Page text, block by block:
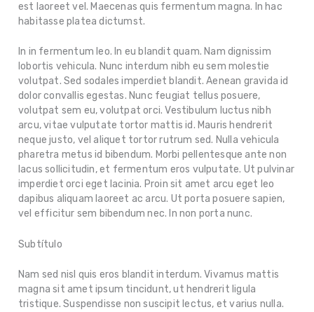
est laoreet vel. Maecenas quis fermentum magna. In hac
habitasse platea dictumst.
In in fermentum leo. In eu blandit quam. Nam dignissim
lobortis vehicula. Nunc interdum nibh eu sem molestie
volutpat. Sed sodales imperdiet blandit. Aenean gravida id
dolor convallis egestas. Nunc feugiat tellus posuere,
volutpat sem eu, volutpat orci. Vestibulum luctus nibh
arcu, vitae vulputate tortor mattis id. Mauris hendrerit
neque justo, vel aliquet tortor rutrum sed. Nulla vehicula
pharetra metus id bibendum. Morbi pellentesque ante non
lacus sollicitudin, et fermentum eros vulputate. Ut pulvinar
imperdiet orci eget lacinia. Proin sit amet arcu eget leo
dapibus aliquam laoreet ac arcu. Ut porta posuere sapien,
vel efficitur sem bibendum nec. In non porta nunc.
Subtítulo
Nam sed nisl quis eros blandit interdum. Vivamus mattis
magna sit amet ipsum tincidunt, ut hendrerit ligula
tristique. Suspendisse non suscipit lectus, et varius nulla.